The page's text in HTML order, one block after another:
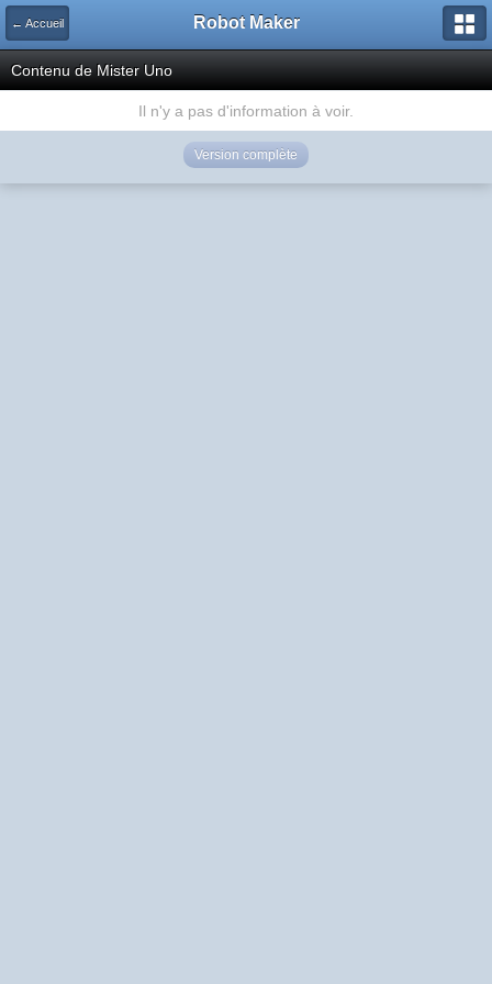
← Accueil Robot Maker
Contenu de Mister Uno
Il n'y a pas d'information à voir.
Version complète